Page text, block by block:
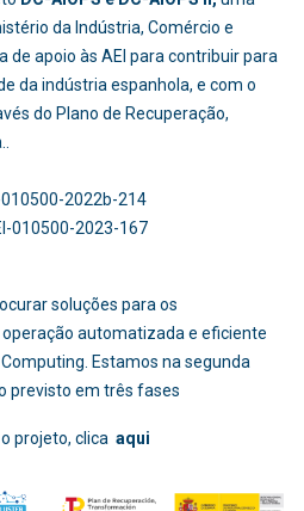
da Indústria, Comércio e
de apoio às AEI para contribuir para
da indústria espanhola, e com o
do Plano de Recuperação,
010500-2022b-214
010500-2023-167
soluções para os
automatizada e eficiente
Estamos na segunda
previsto em três fases
projeto, clica aqui